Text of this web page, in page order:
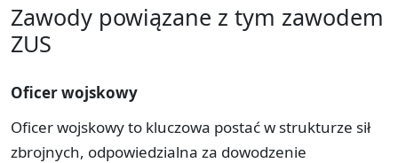
Zawody powiązane z tym zawodem
ZUS
Oficer wojskowy
Oficer wojskowy to kluczowa postać w strukturze sił
zbrojnych, odpowiedzialna za dowodzenie